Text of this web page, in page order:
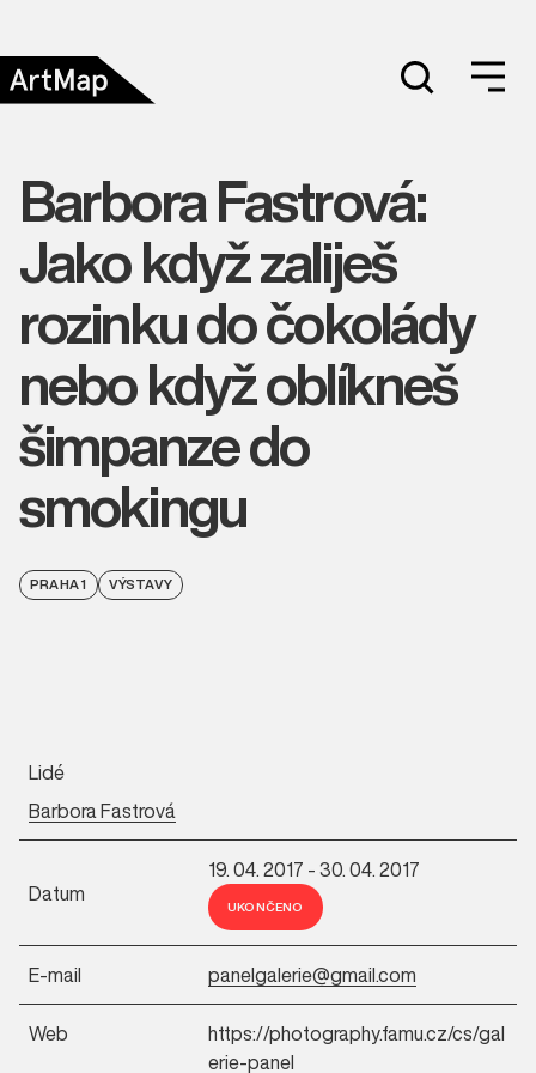
Barbora Fastrová:
Jako když zaliješ
rozinku do čokolády
nebo když oblíkneš
šimpanze do
smokingu
PRAHA 1 VÝSTAVY
Lidé
Barbora Fastrová
Datum
19. 04. 2017 - 30. 04. 2017
UKONČENO
E-mail panelgalerie@gmail.com
Web
https://photography.famu.cz/cs/gal
erie-panel